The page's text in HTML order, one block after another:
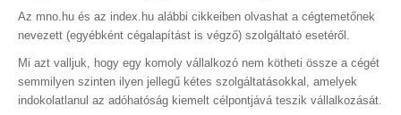
Az mno.hu és az index.hu alábbi cikkeiben olvashat a cégtemetőnek
nevezett (egyébként cégalapítást is végző) szolgáltató esetéről.
Mi azt valljuk, hogy egy komoly vállalkozó nem kötheti össze a cégét
semmilyen szinten ilyen jellegű kétes szolgáltatásokkal, amelyek
indokolatlanul az adóhatóság kiemelt célpontjává teszik vállalkozását.